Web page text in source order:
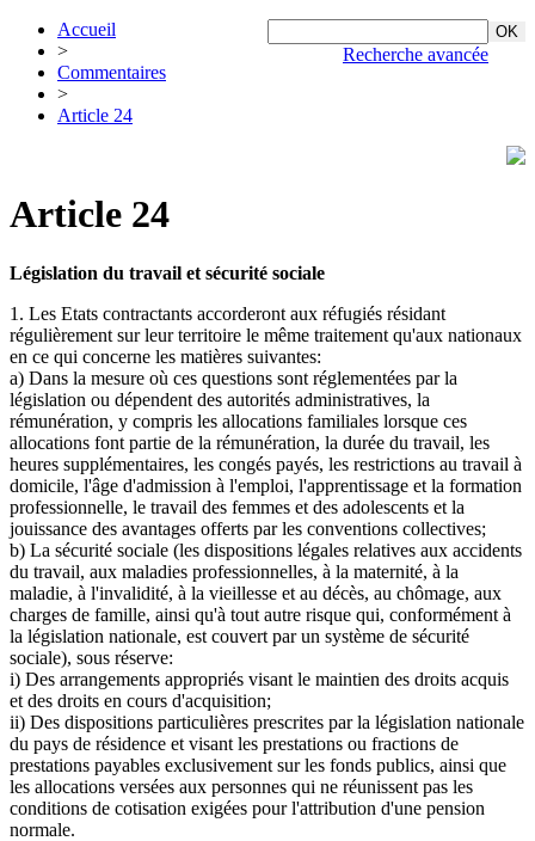
Recherche avancée
Accueil
>
Commentaires
>
Article 24
Article 24
Législation du travail et sécurité sociale
1. Les Etats contractants accorderont aux réfugiés résidant
régulièrement sur leur territoire le même traitement qu'aux nationaux
en ce qui concerne les matières suivantes:
a) Dans la mesure où ces questions sont réglementées par la
législation ou dépendent des autorités administratives, la
rémunération, y compris les allocations familiales lorsque ces
allocations font partie de la rémunération, la durée du travail, les
heures supplémentaires, les congés payés, les restrictions au travail à
domicile, l'âge d'admission à l'emploi, l'apprentissage et la formation
professionnelle, le travail des femmes et des adolescents et la
jouissance des avantages offerts par les conventions collectives;
b) La sécurité sociale (les dispositions légales relatives aux accidents
du travail, aux maladies professionnelles, à la maternité, à la
maladie, à l'invalidité, à la vieillesse et au décès, au chômage, aux
charges de famille, ainsi qu'à tout autre risque qui, conformément à
la législation nationale, est couvert par un système de sécurité
sociale), sous réserve:
i) Des arrangements appropriés visant le maintien des droits acquis
et des droits en cours d'acquisition;
ii) Des dispositions particulières prescrites par la législation nationale
du pays de résidence et visant les prestations ou fractions de
prestations payables exclusivement sur les fonds publics, ainsi que
les allocations versées aux personnes qui ne réunissent pas les
conditions de cotisation exigées pour l'attribution d'une pension
normale.